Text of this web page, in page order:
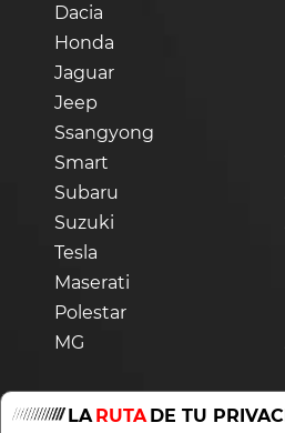
Dacia
Honda
Jaguar
Jeep
Ssangyong
Smart
Subaru
Suzuki
Tesla
Maserati
Polestar
MG
LA RUTA DE TU